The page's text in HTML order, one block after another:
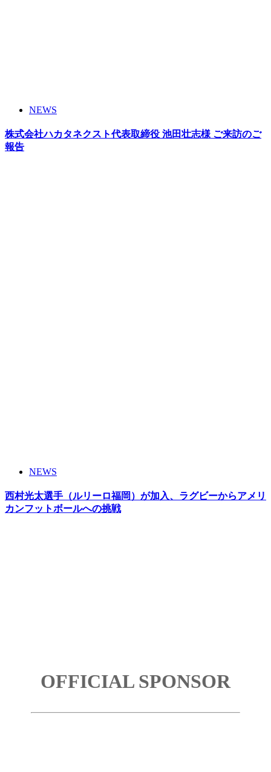
NEWS
株式会社ハカタネクスト代表取締役 池田壮志様 ご来訪のご
報告
NEWS
西村光太選手（ルリーロ福岡）が加入、ラグビーからアメリ
カンフットボールへの挑戦
OFFICIAL SPONSOR